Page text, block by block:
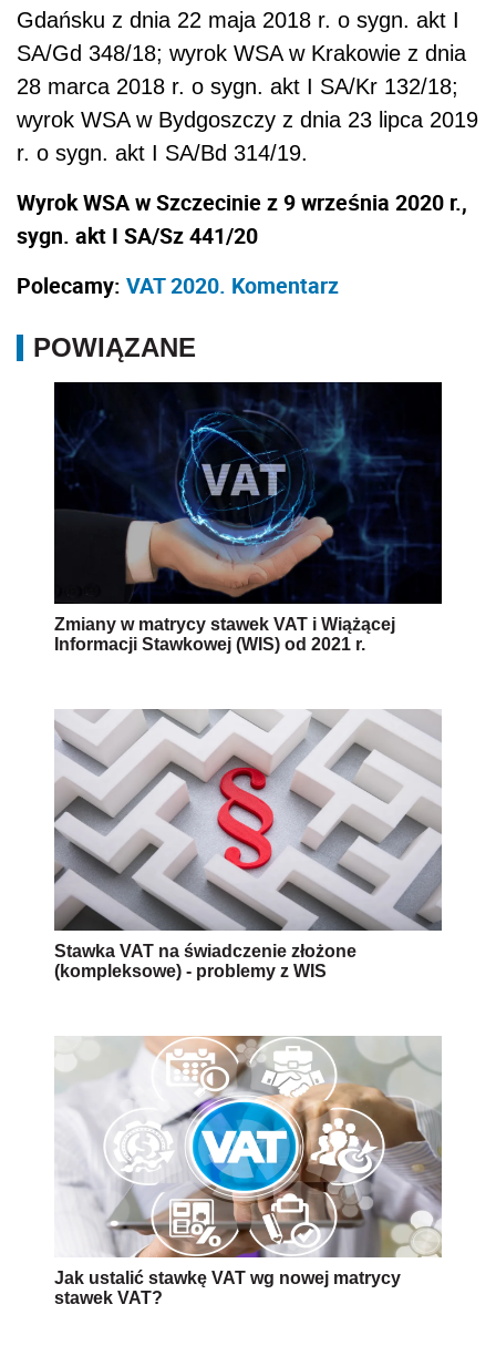
Gdańsku z dnia 22 maja 2018 r. o sygn. akt I
SA/Gd 348/18; wyrok WSA w Krakowie z dnia
28 marca 2018 r. o sygn. akt I SA/Kr 132/18;
wyrok WSA w Bydgoszczy z dnia 23 lipca 2019
r. o sygn. akt I SA/Bd 314/19.
Wyrok WSA w Szczecinie z 9 września 2020 r.,
sygn. akt I SA/Sz 441/20
Polecamy: VAT 2020. Komentarz
POWIĄZANE
Zmiany w matrycy stawek VAT i Wiążącej
Informacji Stawkowej (WIS) od 2021 r.
Stawka VAT na świadczenie złożone
(kompleksowe) - problemy z WIS
Jak ustalić stawkę VAT wg nowej matrycy
stawek VAT?